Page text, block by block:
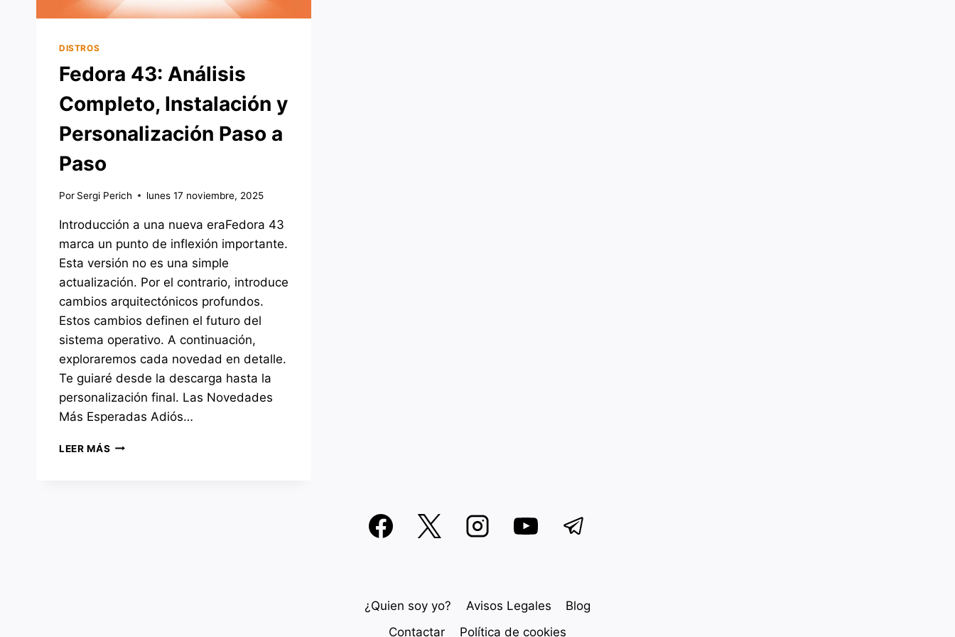
DISTROS
Fedora 43: Análisis
Completo, Instalación y
Personalización Paso a
Paso
Por Sergi Perich lunes 17 noviembre, 2025
Introducción a una nueva eraFedora 43
marca un punto de inflexión importante.
Esta versión no es una simple
actualización. Por el contrario, introduce
cambios arquitectónicos profundos.
Estos cambios definen el futuro del
sistema operativo. A continuación,
exploraremos cada novedad en detalle.
Te guiaré desde la descarga hasta la
personalización final. Las Novedades
Más Esperadas Adiós…
LEER MÁS FEDORA
¿Quien soy yo? Avisos Legales
Blog
Contactar
Política de cookies